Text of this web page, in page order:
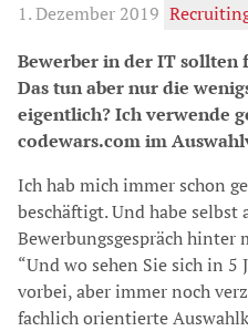
1. Dezember 2019
Bewerber in der IT sollten
Das tun aber nur die
eigentlich? Ich verwende
codewars.com im
Ich hab mich immer schon
beschäftigt. Und habe selbst
Bewerbungsgespräch hinter
“Und wo sehen Sie sich in 5
vorbei, aber immer noch
fachlich orientierte